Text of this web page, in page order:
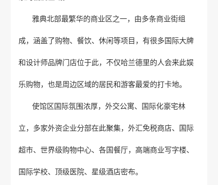
雅典北部最繁华的商业区之一，由多条商业街组
成，涵盖了购物、餐饮、休闲等项目，有很多国际大牌
和设计师品牌门店位于此，不仅哈兰德里的人会来此娱
乐购物，也是周边区域的居民和游客最爱的打卡地。
使馆区国际氛围浓厚，外交公寓、国际化豪宅林
立，多家外资企业分部在此聚集，外汇免税商店、国际
超市、世界级购物中心、各国餐厅，高端商业写字楼、
国际学校、顶级医院、星级酒店密布。